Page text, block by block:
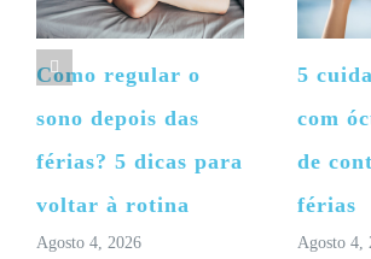
Como regular o
sono depois das
férias? 5 dicas para
voltar à rotina
Agosto 4, 2026
5
com
de
férias
Agosto 4,